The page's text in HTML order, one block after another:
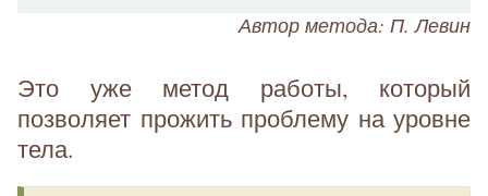
Автор метода: П. Левин
Это уже метод работы, который
позволяет прожить проблему на уровне
тела.